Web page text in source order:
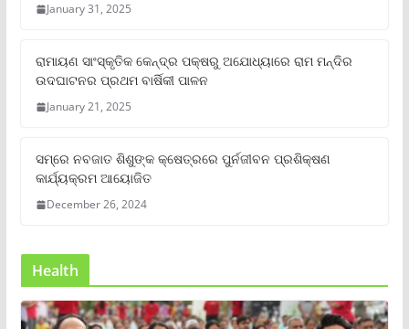
January 31, 2025
ରାମାୟଣ ସାଂସ୍କୃତିକ କେନ୍ଦ୍ର ପକ୍ଷରୁ ଅଯୋଧ୍ୟାରେ ରାମ ମନ୍ଦିର
ଉଦଘାଟନର ପ୍ରଥମ ବାର୍ଷିକୀ ପାଳନ
January 21, 2025
ସମ୍‌ରେ ନବଜାତ ଶିଶୁଙ୍କ କ୍ଷେତ୍ରରେ ପୁର୍ନଜୀବନ ପ୍ରଶିକ୍ଷଣ
କାର୍ଯ୍ୟକ୍ରମ ଆୟୋଜିତ
December 26, 2024
Health